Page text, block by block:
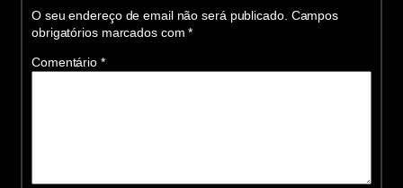
O seu endereço de email não será publicado. Campos
obrigatórios marcados com*
Comentário *